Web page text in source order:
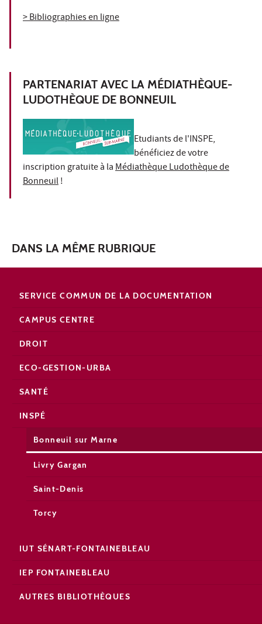
> Bibliographies en ligne
PARTENARIAT AVEC LA MÉDIATHÈQUE-
LUDOTHÈQUE DE BONNEUIL
Etudiants de l'INSPE,
bénéficiez de votre
inscription gratuite à laMédiathèque Ludothèque de
Bonneuil!
DANS LA MÊME RUBRIQUE
SERVICE COMMUN DE LA DOCUMENTATION
CAMPUS CENTRE
DROIT
ECO-GESTION-URBA
SANTÉ
INSPÉ
Bonneuil sur Marne
Livry Gargan
Saint-Denis
Torcy
IUT SÉNART-FONTAINEBLEAU
IEP FONTAINEBLEAU
AUTRES BIBLIOTHÈQUES